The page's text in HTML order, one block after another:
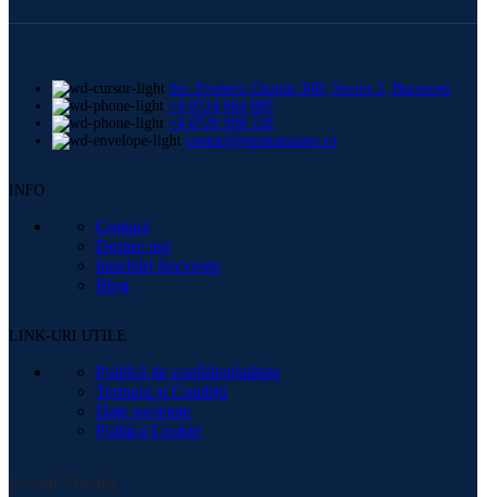
Str. Frederic Chopin 30B, Sector 2, București
+4 0724 664 885
+4 0729 998 728
contact@shishamaster.ro
INFO
Contact
Despre noi
Intrebări frecvente
Blog
LINK-URI UTILE
Politică de confidențialitate
Termeni și Condiții
Date societate
Politica Cookie
Social Media: